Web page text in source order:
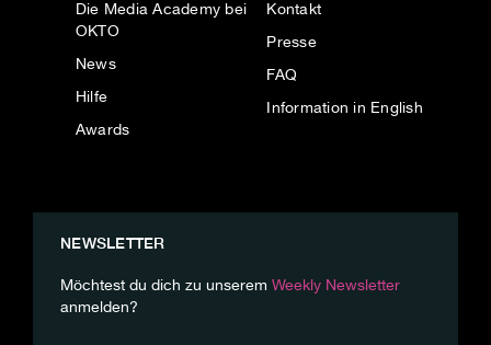
Die Media Academy bei
OKTO
News
Hilfe
Awards
Kontakt
Presse
FAQ
Information in English
NEWSLETTER
Möchtest du dich zu unserem Weekly Newsletter
anmelden?